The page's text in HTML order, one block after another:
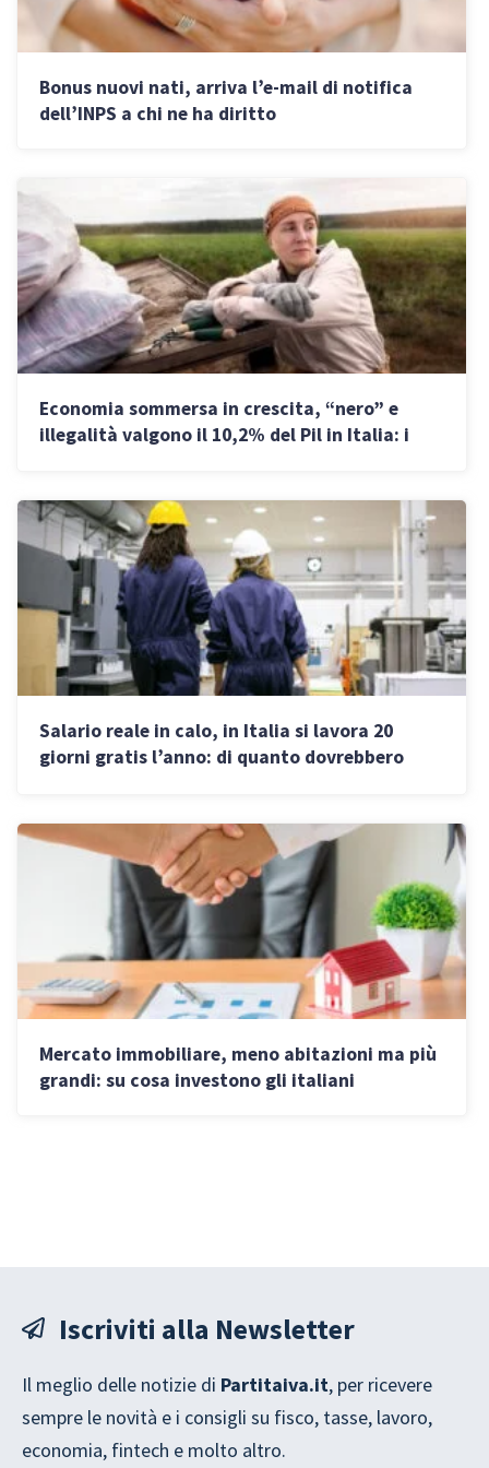
Bonus nuovi nati, arriva l’e-mail di notifica
dell’INPS a chi ne ha diritto
Economia sommersa in crescita, “nero” e
illegalità valgono il 10,2% del Pil in Italia: i
Salario reale in calo, in Italia si lavora 20
giorni gratis l’anno: di quanto dovrebbero
Mercato immobiliare, meno abitazioni ma più
grandi: su cosa investono gli italiani
Iscriviti alla Newsletter
Il meglio delle notizie di Partitaiva.it, per ricevere
sempre le novità e i consigli su fisco, tasse, lavoro,
economia, fintech e molto altro.